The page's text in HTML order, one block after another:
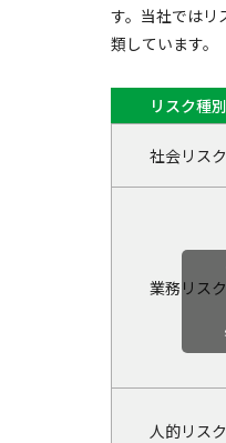
す。当社ではリ
類しています。
リスク種別
社会リスク
業務リスク
人的リスク